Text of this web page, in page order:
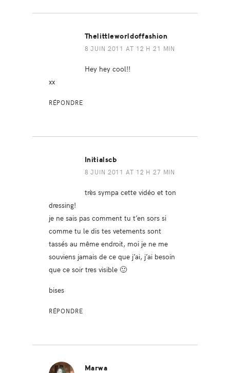
Thelittleworldoffashion
8 JUIN 2011 AT 12 H 21 MIN
Hey hey cool!!
xx
RÉPONDRE
Initialscb
8 JUIN 2011 AT 12 H 27 MIN
très sympa cette vidéo et ton
dressing!
je ne sais pas comment tu t’en sors si
comme tu le dis tes vetements sont
tassés au même endroit, moi je ne me
souviens jamais de ce que j’ai, j’ai besoin
que ce soir tres visible 🙂
bises
RÉPONDRE
Marwa